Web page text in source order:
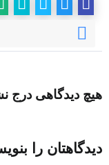
هیچ دیدگاهی درج
دیدگاهتان را